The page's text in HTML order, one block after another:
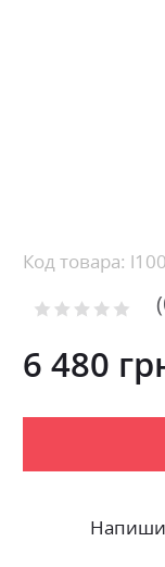
Skip
the
of
the
gallery
Код товара:
Рейтинг:
6 480